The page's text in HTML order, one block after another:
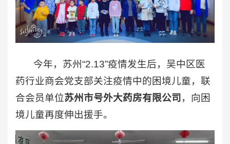
今年，苏州“2.13”疫情发生后，吴中区医
药行业商会党支部关注疫情中的困境儿童，联
合会员单位苏州市号外大药房有限公司 ，向困
境儿童再度伸出援手。